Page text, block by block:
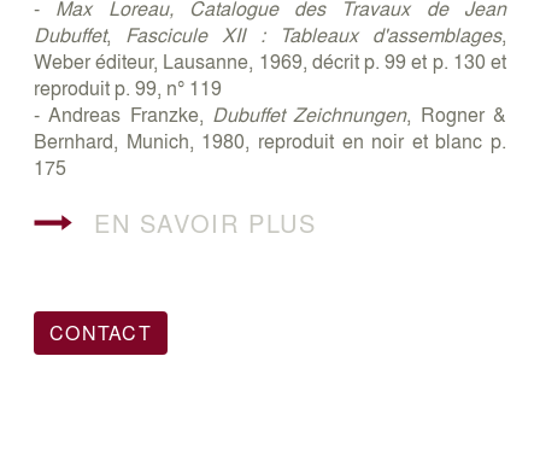
- Max Loreau, Catalogue des Travaux de Jean
Dubuffet, Fascicule XII : Tableaux d'assemblages,
Weber éditeur, Lausanne, 1969, décrit p. 99 et p. 130 et
reproduit p. 99, n° 119
- Andreas Franzke, Dubuffet Zeichnungen, Rogner &
Bernhard, Munich, 1980, reproduit en noir et blanc p.
175
EN SAVOIR PLUS
CONTACT